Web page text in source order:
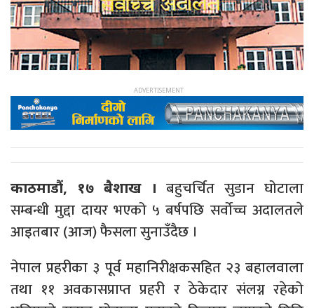
काठमाडौं, १७ बैशाख । बहुचर्चित सुडान घोटाला
सम्बन्धी मुद्दा दायर भएको ५ बर्षपछि सर्वोच्च अदालतले
आइतबार (आज) फैसला सुनाउँदैछ ।
नेपाल प्रहरीका ३ पूर्व महानिरीक्षकसहित २३ बहालवाला
तथा ११ अवकासप्राप्त प्रहरी र ठेकेदार संलग्न रहेको